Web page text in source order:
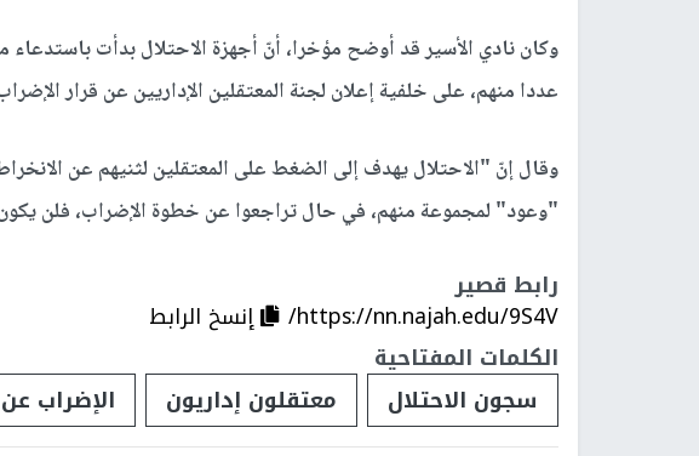
وكان نادي الأسير قد أوضح مؤخرا، أنّ أجهزة الاحتلال بدأت
عددا منهم، على خلفية إعلان لجنة المعتقلين الإداريين عن قرار الإضراب عن الطعام
وقال إنّ "الاحتلال يهدف إلى الضغط على المعتقلين لثنيهم عن
"وعود" لمجموعة منهم، في حال تراجعوا عن خطوة الإضراب، فلن
رابط قصير
https://nn.najah.edu/9S4V/
إنسخ الرابط
الكلمات المفتاحية
سجون الاحتلال
معتقلون إداريون الإضراب